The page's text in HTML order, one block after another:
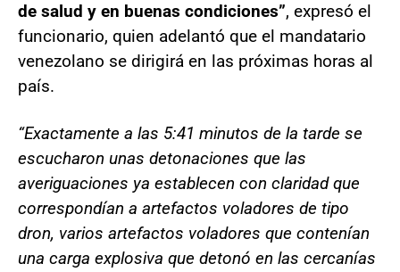
de salud y en buenas condiciones”, expresó el
funcionario, quien adelantó que el mandatario
venezolano se dirigirá en las próximas horas al
país.
“Exactamente a las 5:41 minutos de la tarde se
escucharon unas detonaciones que las
averiguaciones ya establecen con claridad que
correspondían a artefactos voladores de tipo
dron, varios artefactos voladores que contenían
una carga explosiva que detonó en las cercanías